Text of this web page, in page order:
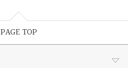
PAGE TOP